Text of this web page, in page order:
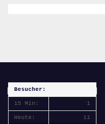
Besucher:
15 Min: 1
Heute: 11